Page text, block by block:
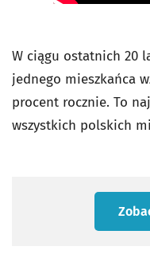
W ciągu ostatnich 20
jednego mieszkańca
procent rocznie. To
wszystkich polskich